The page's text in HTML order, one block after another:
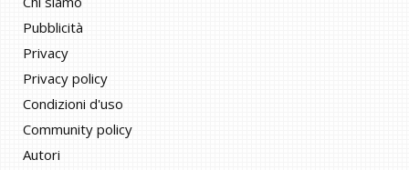
Pubblicità
Privacy
Privacy policy
Condizioni d'uso
Community policy
Autori